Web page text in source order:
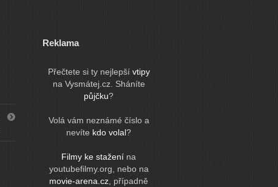
Reklama
Přečtete si ty nejlepší vtipy
na Vysmátej.cz. Sháníte
půjčku?
Volá vám neznámé číslo a
nevíte kdo volal?
Filmy ke stažení na
youtubefilmy.org, nebo na
movie-arena.cz , případně